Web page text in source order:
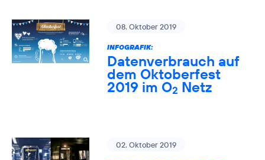
08. Oktober 2019
INFOGRAFIK:
Datenverbrauch auf
dem Oktoberfest
2019 im O2 Netz
02. Oktober 2019